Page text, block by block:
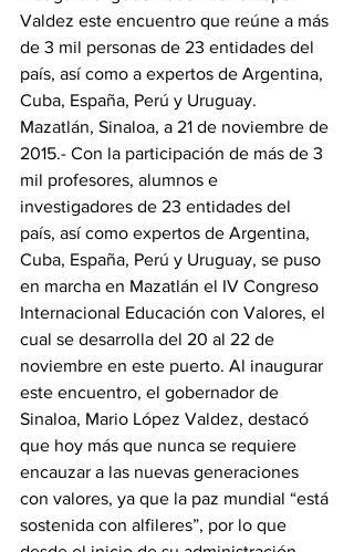
Valdez este encuentro que reúne a más
de 3 mil personas de 23 entidades del
país, así como a expertos de Argentina,
Cuba, España, Perú y Uruguay.
Mazatlán, Sinaloa, a 21 de noviembre de
2015.- Con la participación de más de 3
mil profesores, alumnos e
investigadores de 23 entidades del
país, así como expertos de Argentina,
Cuba, España, Perú y Uruguay, se puso
en marcha en Mazatlán el IV Congreso
Internacional Educación con Valores, el
cual se desarrolla del 20 al 22 de
noviembre en este puerto. Al inaugurar
este encuentro, el gobernador de
Sinaloa, Mario López Valdez, destacó
que hoy más que nunca se requiere
encauzar a las nuevas generaciones
con valores, ya que la paz mundial “está
sostenida con alfileres”, por lo que